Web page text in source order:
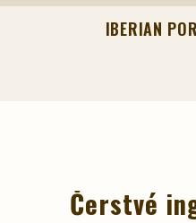
IBERIAN
Čerstvé